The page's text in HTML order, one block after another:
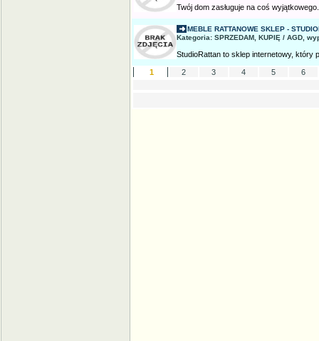
Twój dom zasługuje na coś
MEBLE RATTANOWE SKLEP -
Kategoria: SPRZEDAM, KUPIĘ / AGD,
StudioRattan to sklep internetowy, który
1 2 3 4 5 6